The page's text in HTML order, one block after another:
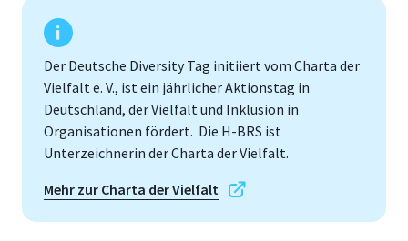
Der Deutsche Diversity Tag initiiert vom Charta der
Vielfalt e. V., ist ein jährlicher Aktionstag in
Deutschland, der Vielfalt und Inklusion in
Organisationen fördert. Die H-BRS ist
Unterzeichnerin der Charta der Vielfalt.
Mehr zur Charta der Vielfalt